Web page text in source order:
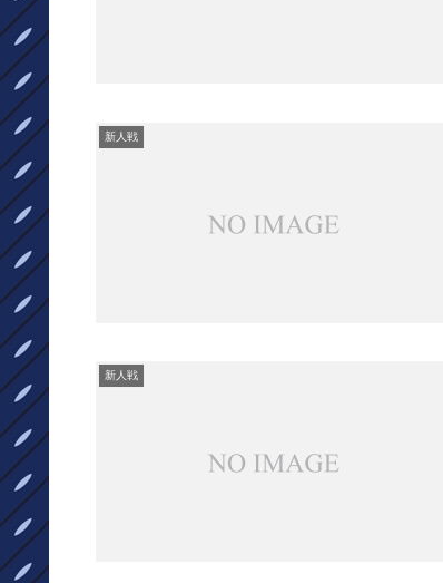
新人戦
新人戦